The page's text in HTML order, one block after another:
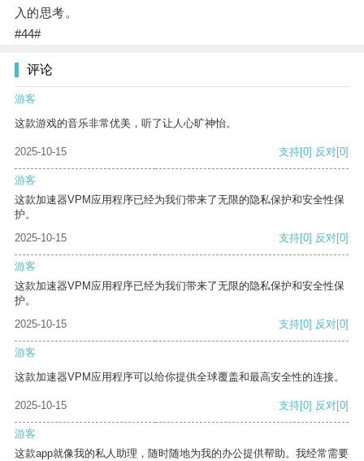
入的思考。
#44#
评论
游客
这款游戏的音乐非常优美，听了让人心旷神怡。
2025-10-15 支持[0] 反对[0]
游客
这款加速器VPM应用程序已经为我们带来了无限的隐私保护和安全性保
护。
2025-10-15
支持[0] 反对[0]
游客
这款加速器VPM应用程序已经为我们带来了无限的隐私保护和安全性保
护。
2025-10-15
支持[0] 反对[0]
游客
这款加速器VPM应用程序可以给你提供全球覆盖和最高安全性的连接。
2025-10-15 支持[0] 反对[0]
游客
这款app就像我的私人助理，随时随地为我的办公提供帮助。我经常需要